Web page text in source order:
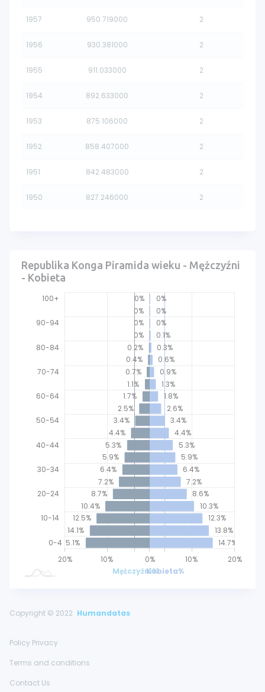
1957 950.719000 2
1956 930.381000 2
1955 911.033000 2
1954 892.633000 2
1953 875.106000 2
1952 858.407000 2
1951 842.483000 2
1950 827.246000 2
Republika Konga Piramida wieku - Mężczyźni
- Kobieta
0%
0%
0%
0%
0.2%
0.4%
0.7%
1.1%
1.7%
2.5%
3.4%
4.4%
5.3%
5.9%
6.4%
7.2%
8.7%
10.4%
12.5%
14.1%
15.1%
0%
0%
0%
0.1%
0.3%
0.6%
0.9%
1.3%
1.8%
2.6%
3.4%
4.4%
5.3%
5.9%
6.4%
7.2%
8.6%
10.3%
12.3%
13.8%
14.7%
40-44
100+
90-94
80-84
70-74
60-64
50-54
40-44
30-34
20-24
10-14
0-4
L
30%
25%
20%
15% 10%
5% 0%
5% 10%
30% 20%
25%
Mężczyźni%Kobieta%
Copyright © 2022 Humandatas
Policy Privacy
Terms and conditions
Contact Us